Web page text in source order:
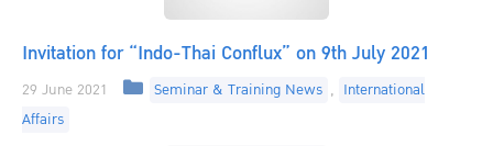
Invitation for “Indo-Thai Conflux” on 9th July 2021
29 June 2021 Categories
Seminar & Training News , International
Affairs